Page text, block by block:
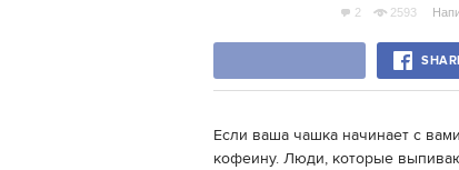
2 2593
Если ваша чашка начинает с
кофеину. Люди, которые